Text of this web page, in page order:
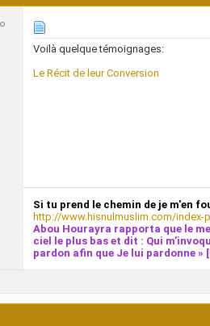
Voilà quelque témoignages:
Le Récit de leur Conversion
Si tu prend le chemin de je m'en
http://www.hisnulmuslim.com/index-
Abou Hourayra rapporta que le
ciel le plus bas et dit : Qui
pardon afin que Je lui pardonne